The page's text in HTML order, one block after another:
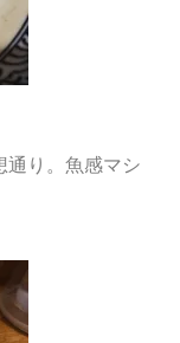
通り。魚感マシ